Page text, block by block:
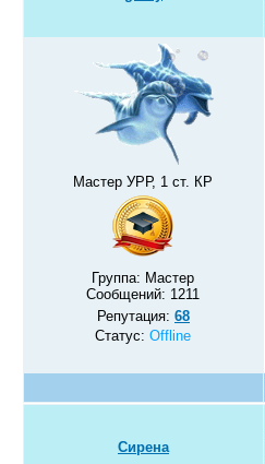
Мастер УРР, 1 ст. КР
Группа: Мастер
Сообщений: 1211
Репутация: 68
Статус:Offline
Сирена